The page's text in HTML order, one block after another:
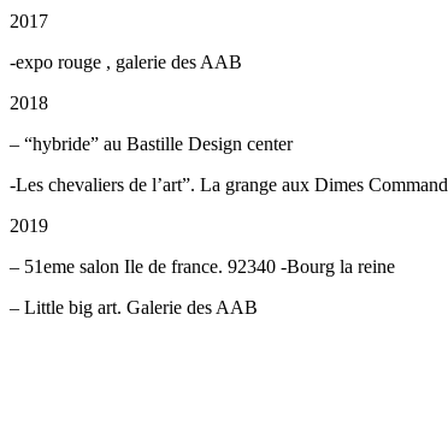
2017
-expo rouge , galerie des AAB
2018
– “hybride” au Bastille Design center
-Les chevaliers de l’art”. La grange aux Dimes
2019
– 51eme salon Ile de france. 92340 -Bourg la reine
– Little big art. Galerie des AAB